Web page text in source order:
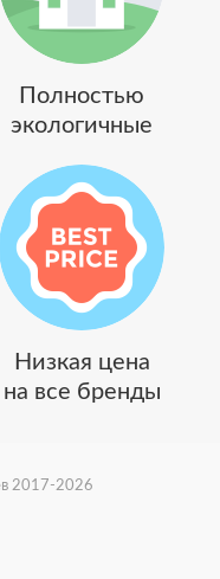
Полностью
экологичные
Низкая цена
на все бренды
2017-2026